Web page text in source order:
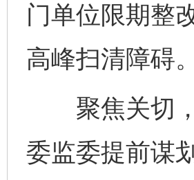
门单位限期整
高峰扫清障碍。
聚焦关切，
委监委提前谋